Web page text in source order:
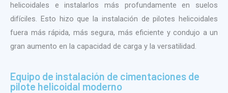
helicoidales e instalarlos más profundamente en suelos
difíciles. Esto hizo que la instalación de pilotes helicoidales
fuera más rápida, más segura, más eficiente y condujo a un
gran aumento en la capacidad de carga y la versatilidad.
Equipo de instalación de cimentaciones de
pilote helicoidal moderno